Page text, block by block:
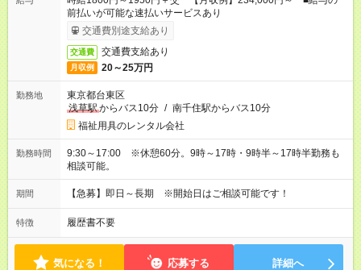
前払いが可能な速払いサービスあり
交通費別途支給あり
交通費 交通費支給あり
月収例 20～25万円
勤務地
東京都台東区
浅草駅からバス10分 / 南千住駅からバス10分
福祉用具のレンタル会社
勤務時間
9:30～17:00 ※休憩60分。9時～17時・9時半～17時半勤務も
相談可能。
期間 【急募】即日～長期 ※開始日はご相談可能です！
特徴 履歴書不要
気になる！ 応募する 詳細へ